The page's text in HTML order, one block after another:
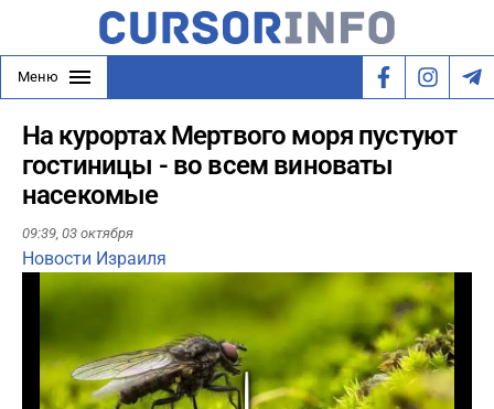
Меню
На курортах Мертвого моря пустуют
гостиницы - во всем виноваты
насекомые
09:39, 03 октября
Новости Израиля